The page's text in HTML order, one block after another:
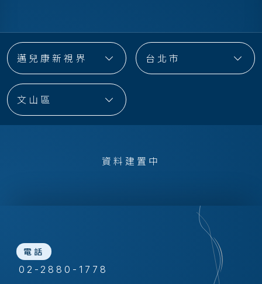
邁兒康新視界 台北市
文山區
資料建置中
電話
02-2880-1778